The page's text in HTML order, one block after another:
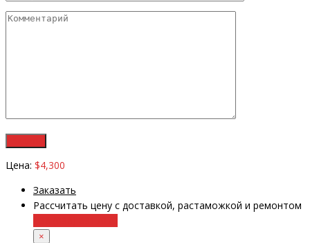
Цена: $4,300
Заказать
Рассчитать цену с доставкой, растаможкой и ремонтом
×